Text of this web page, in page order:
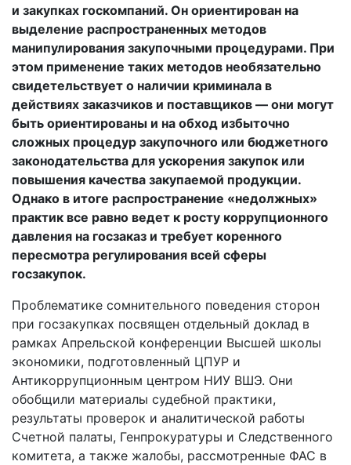
и закупках госкомпаний. Он ориентирован на
выделение распространенных методов
манипулирования закупочными процедурами. При
этом применение таких методов необязательно
свидетельствует о наличии криминала в
действиях заказчиков и поставщиков — они могут
быть ориентированы и на обход избыточно
сложных процедур закупочного или бюджетного
законодательства для ускорения закупок или
повышения качества закупаемой продукции.
Однако в итоге распространение «недолжных»
практик все равно ведет к росту коррупционного
давления на госзаказ и требует коренного
пересмотра регулирования всей сферы
госзакупок.
Проблематике сомнительного поведения сторон
при госзакупках посвящен отдельный доклад в
рамках Апрельской конференции Высшей школы
экономики, подготовленный ЦПУР и
Антикоррупционным центром НИУ ВШЭ. Они
обобщили материалы судебной практики,
результаты проверок и аналитической работы
Счетной палаты, Генпрокуратуры и Следственного
комитета, а также жалобы, рассмотренные ФАС в